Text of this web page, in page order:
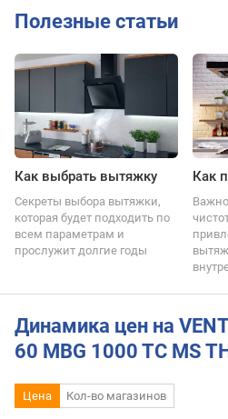
Полезные статьи
Как выбрать вытяжку
Секреты выбора вытяжки,
которая будет подходить по
всем параметрам и
прослужит долгие годы
Динамика цен на
60 MBG 1000 TC MS
Цена Кол-во магазинов